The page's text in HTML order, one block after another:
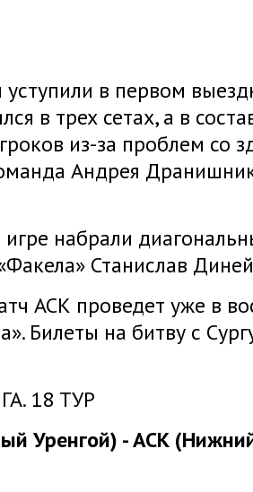
в первом
в трех сетах, а в
из-за проблем со
Андрея
набрали
Станислав
АСК проведет уже в
Билеты на битву с
18 ТУР
Уренгой) - АСК